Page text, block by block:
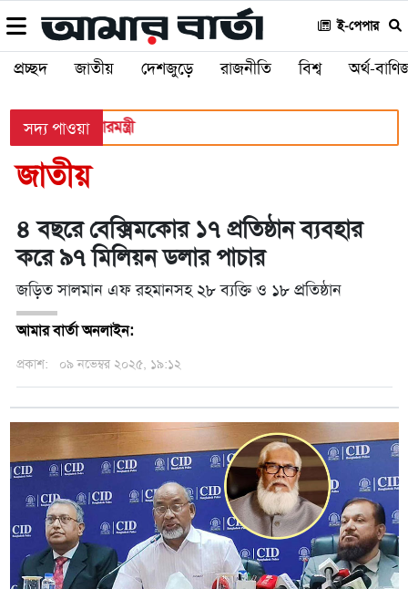
ই-পেপার
প্রচ্ছদ জাতীয় দেশজুড়ে রাজনীতি বিশ্ব অর্থ-
সদ্য পাওয়া
সরকারমন্ত্রী
জাতীয়
৪ বছরে বেক্সিমকোর ১৭ প্রতিষ্ঠান ব্যবহার
করে ৯৭ মিলিয়ন ডলার পাচার
জড়িত সালমান এফ রহমানসহ ২৮ ব্যক্তি ও ১৮ প্রতিষ্ঠান
আমার বার্তা অনলাইন:
প্রকাশ: ০৯ নভেম্বর ২০২৫, ১৯:১২